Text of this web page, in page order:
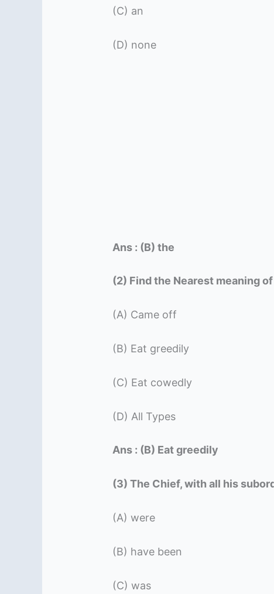
(C) an
(D) none
Ans : (B) the
(2) Find the Nearest meaning of
(A) Came off
(B) Eat greedily
(C) Eat cowedly
(D) All Types
Ans : (B) Eat greedily
(3) The Chief, with all his
(A) were
(B) have been
(C) was